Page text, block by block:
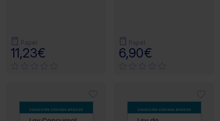
Papel
11,23€
Papel
6,90€